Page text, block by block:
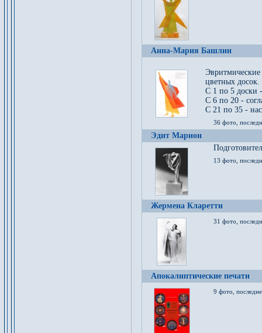
Анна-Мария Башлин
цветных досок.
С 1 по 5 доски
С 6 по 20 -
С 21 по 35 -
36 фото,
Эдит Марион
13 фото,
Жермена Кларетти
31 фото,
Апокалиптические печати
9 фото,